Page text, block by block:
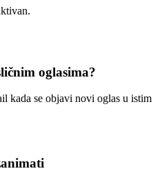
oglasima?
kada se objavi novi oglas u istim